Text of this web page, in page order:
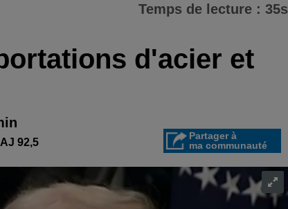
Temps de lecture : 35s
d'acier et
92,5
Partager à
ma communauté